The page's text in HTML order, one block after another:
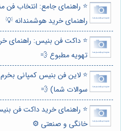
⭐️ راهنمای جامع: انتخاب فن
راهنمای خرید هوشمندانه 💡
⭐️ داکت فن بنیس: راهنمای
تهویه مطبوع 💨
⭐️ لاین فن بنیس کمپانی
سوالات شما) 💨
⭐️ راهنمای خرید داکت فن
خانگی و صنعتی ⚙️